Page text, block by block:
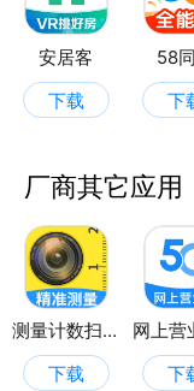
获取灵感和参考。
性化的设计方案
还可以通过“设计
设计建议，提前
注小帮装修提供
通过应用预约专业
后续的装修设计
预约验房服务，
保房屋质量符合
轻松装修，从注小
注小帮装修界面
安居客
下载
58
下
厂商其它应用
测量计数扫描王
下载 下